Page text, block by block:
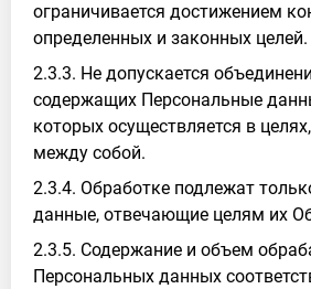
ограничивается достижением
определенных и законных целей.
2.3.3. Не допускается
содержащих Персональные
которых осуществляется в
между собой.
2.3.4. Обработке подлежат
данные, отвечающие целям их
2.3.5. Содержание и объем
Персональных данных